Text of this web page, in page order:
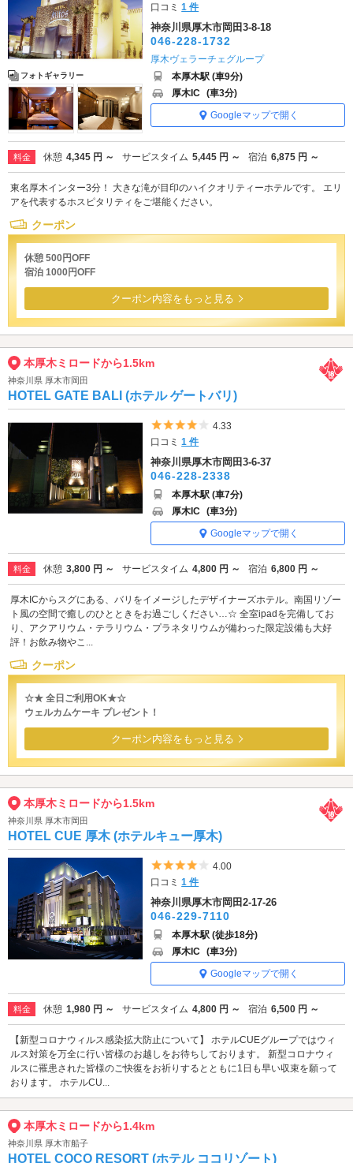
フォトギャラリー
口コミ1 件
神奈川県厚木市岡田3-8-18
046-228-1732
厚木ヴェラーチェグループ
本厚木駅 (車9分)
厚木IC (車3分)
Googleマップで開く
料金 休憩 4,345 円 ～ サービスタイム 5,445 円 ～ 宿泊 6,875 円 ～
東名厚木インター3分！ 大きな滝が目印のハイクオリティーホテルです。 エリ
アを代表するホスピタリティをご堪能ください。
クーポン
休憩 500円OFF
宿泊 1000円OFF
クーポン内容をもっと見る
本厚木ミロードから1.5km
神奈川県 厚木市岡田
HOTEL GATE BALI (ホテル ゲートバリ)
5つ星のうち4
4.33
口コミ1 件
神奈川県厚木市岡田3-6-37
046-228-2338
本厚木駅 (車7分)
厚木IC (車3分)
Googleマップで開く
料金 休憩 3,800 円 ～ サービスタイム 4,800 円 ～ 宿泊 6,800 円 ～
厚木ICからスグにある、バリをイメージしたデザイナーズホテル。南国リゾー
ト風の空間で癒しのひとときをお過ごしください…☆ 全室ipadを完備してお
り、アクアリウム・テラリウム・プラネタリウムが備わった限定設備も大好
評！お飲み物やこ...
クーポン
☆★ 全日ご利用OK★☆
ウェルカムケーキ プレゼント！
クーポン内容をもっと見る
本厚木ミロードから1.5km
神奈川県 厚木市岡田
HOTEL CUE 厚木 (ホテルキュー厚木)
5つ星のうち4
4.00
口コミ1 件
神奈川県厚木市岡田2-17-26
046-229-7110
本厚木駅 (徒歩18分)
厚木IC (車3分)
Googleマップで開く
料金 休憩 1,980 円 ～ サービスタイム 4,800 円 ～ 宿泊 6,500 円 ～
【新型コロナウィルス感染拡大防止について】 ホテルCUEグループではウィ
ルス対策を万全に行い皆様のお越しをお待ちしております。 新型コロナウィ
ルスに罹患された皆様のご快復をお祈りするとともに1日も早い収束を願って
おります。 ホテルCU...
本厚木ミロードから1.4km
神奈川県 厚木市船子
HOTEL COCO RESORT (ホテル ココリゾート)